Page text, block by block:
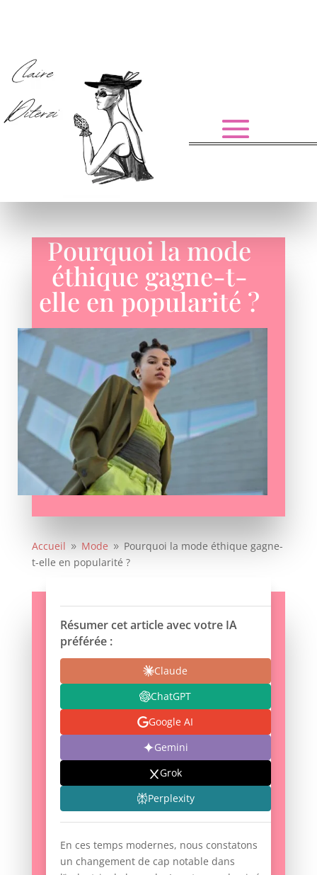
Pourquoi la mode
éthique gagne-t-
elle en popularité ?
Accueil 9 Mode 9 Pourquoi la mode éthique gagne-
t-elle en popularité ?
Résumer cet article avec votre IA
préférée :
Claude
ChatGPT
Google AI
Gemini
Grok
Perplexity
En ces temps modernes, nous constatons
un changement de cap notable dans